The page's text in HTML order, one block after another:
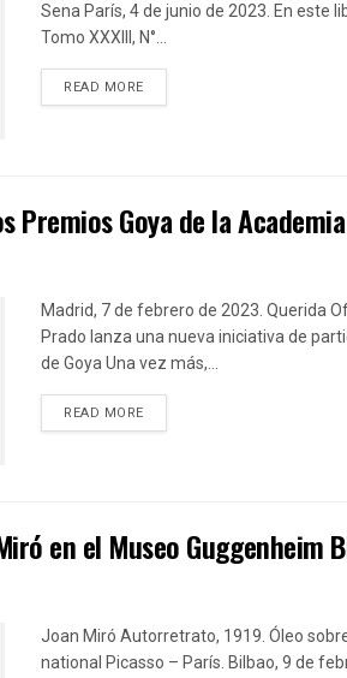
Sena París, 4 de junio de 2023. En este
Tomo XXXIII, N°...
READ MOREDETAILS
Premios Goya de la
Madrid, 7 de febrero de 2023. Querida
Prado lanza una nueva iniciativa de
de Goya Una vez más,...
READ MOREDETAILS
en el Museo Guggenheim
Joan Miró Autorretrato, 1919. Óleo
national Picasso – París. Bilbao, 9 de